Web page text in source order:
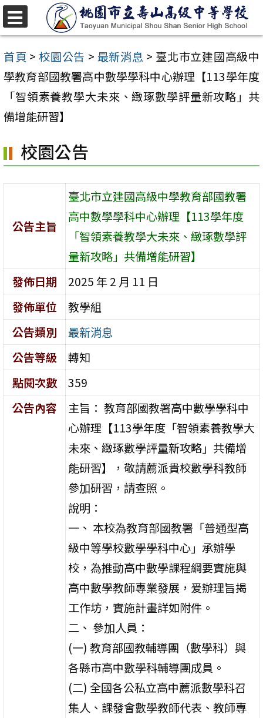
跳
至
主
要
容
首頁 > 校園公告 > 最新消息 > 臺北市立建國高級中
學教育部國教署高中數學學科中心辦理【113學年度
「智領素養教學大未來、緻琢數學評量新攻略」共
備增能研習】
校園公告
公告主旨
臺北市立建國高級中學教育部國教署
高中數學學科中心辦理【113學年度
「智領素養教學大未來、緻琢數學評
量新攻略」共備增能研習】
發佈日期
2025 年 2 月 11 日
發佈單位
教學組
公告類別
最新消息
公告等級
轉知
點閱次數
359
公告內容
主旨： 教育部國教署高中數學學科中
心辦理【113學年度「智領素養教學大
未來、緻琢數學評量新攻略」共備增
能研習】，敬請薦派貴校數學科教師
參加研習，請查照。
說明：
一、 本校為教育部國教署「普通型高
級中等學校數學學科中心」承辦學
校，為推動高中數學課程綱要實施與
高中數學教師專業發展，爰辦理旨揭
工作坊，實施計畫詳如附件。
二、 參加人員：
(一) 教育部國教輔導團（數學科）與
各縣市高中數學科輔導團成員。
(二) 全國各公私立高中薦派數學科召
集人、課發會數學教師代表、教師專
選
單